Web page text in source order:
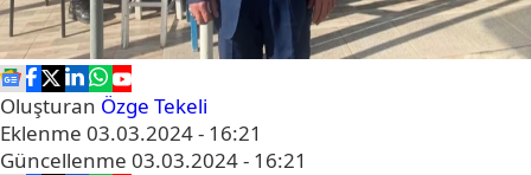
Oluşturan Özge Tekeli
Eklenme 03.03.2024 - 16:21
Güncellenme 03.03.2024 - 16:21